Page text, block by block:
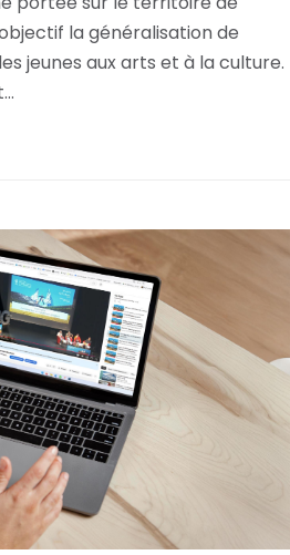
la généralisation de
jeunes aux arts et à la culture.